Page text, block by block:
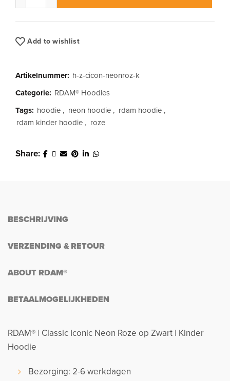
Add to wishlist
Artikelnummer: h-z-cicon-neonroz-k
Categorie: RDAM® Hoodies
Tags: hoodie , neon hoodie , rdam hoodie ,
rdam kinder hoodie , roze
Share
BESCHRIJVING
VERZENDING & RETOUR
ABOUT RDAM®
BETAALMOGELIJKHEDEN
RDAM® | Classic Iconic Neon Roze op Zwart | Kinder
Hoodie
Bezorging: 2-6 werkdagen